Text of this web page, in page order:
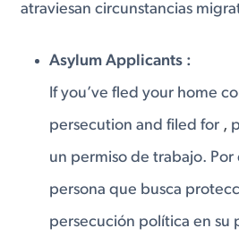
atraviesan circunstancias
Asylum Applicants :
If you’ve fled your home
persecution and filed for ,
un permiso de trabajo. Por
persona que busca
persecución política en su